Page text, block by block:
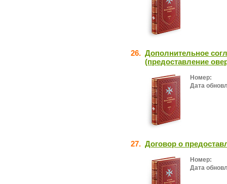
26. Дополнительное
(предоставление
Номер:
Дата
27. Договор о
Номер:
Дата